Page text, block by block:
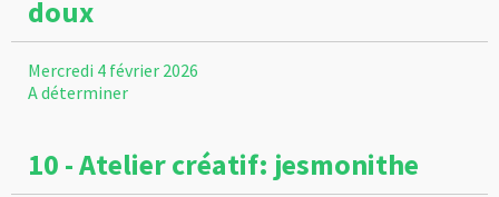
doux
Mercredi 4 février 2026
A déterminer
10 - Atelier créatif: jesmonithe